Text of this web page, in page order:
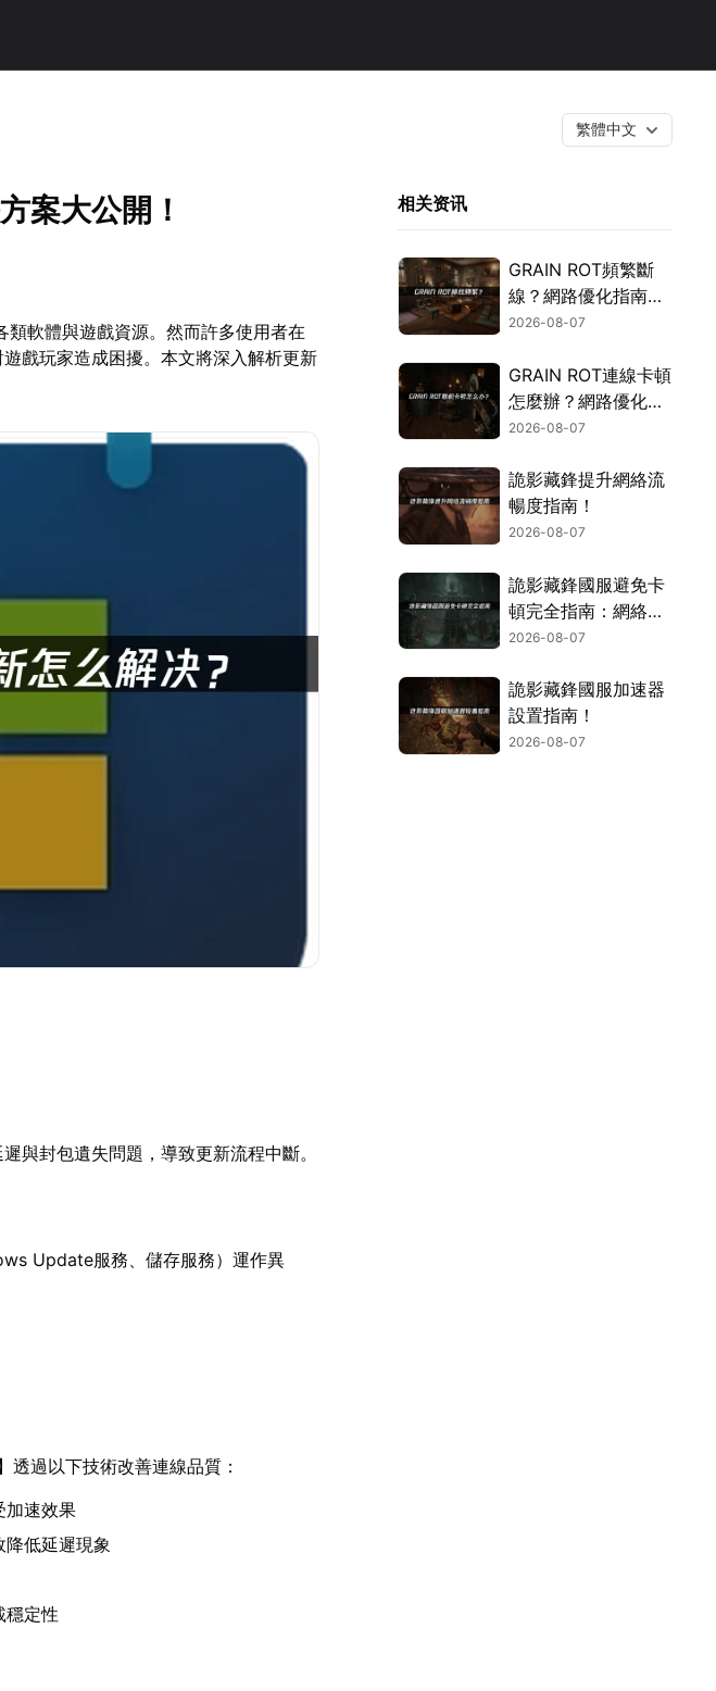
繁體中文
案大公開！
軟體與遊戲資源。然而許多使用者在
戲玩家造成困擾。本文將深入解析更新
與封包遺失問題，導致更新流程中斷。
Update服務、儲存服務）運作異
透過以下技術改善連線品質：
加速效果
降低延遲現象
穩定性
相关资讯
GRAIN ROT頻繁斷
線？網路優化指南一
次搞定！
2026-08-07
GRAIN ROT連線卡頓
怎麼辦？網路優化這
樣解決！
2026-08-07
詭影藏鋒提升網絡流
暢度指南！
2026-08-07
詭影藏鋒國服避免卡
頓完全指南：網絡優
化與解決技巧！
2026-08-07
詭影藏鋒國服加速器
設置指南！
2026-08-07